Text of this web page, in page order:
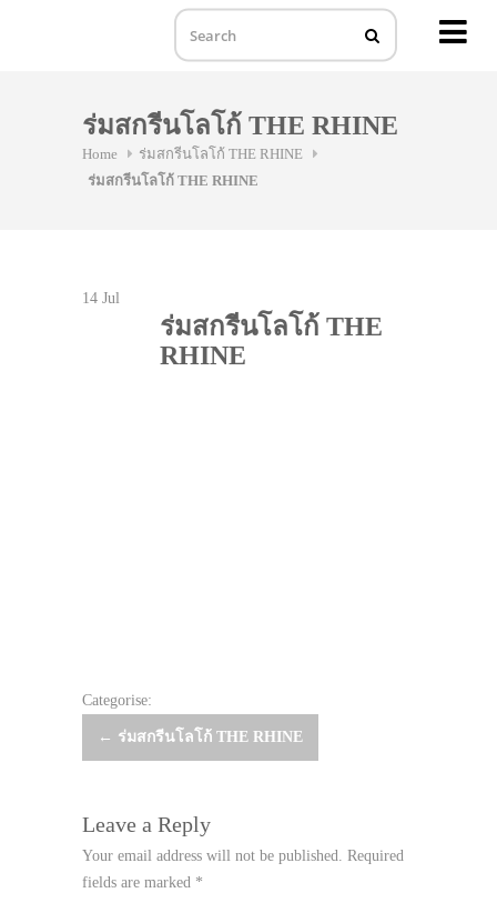
ร่มสกรีนโลโก้ THE RHINE
Home
ร่มสกรีนโลโก้ THE RHINE
ร่มสกรีนโลโก้ THE RHINE
14 Jul
ร่มสกรีนโลโก้ THE
RHINE
Categorise:
Post
← ร่มสกรีนโลโก้ THE RHINE
Leave a Reply
Your email address will not be published. Required
fields are marked *